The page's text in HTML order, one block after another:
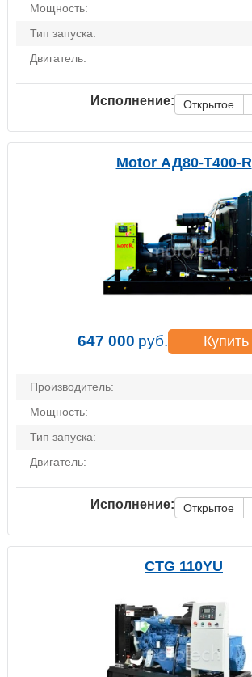
Мощность:
Тип запуска:
Двигатель:
Исполнение: Открытое
Motor АД80-Т400-R
647 000 руб. Купить
Производитель:
Мощность:
Тип запуска:
Двигатель:
Исполнение: Открытое
CTG 110YU